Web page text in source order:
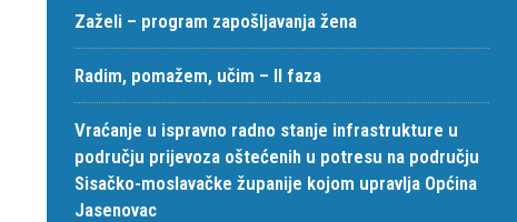
Zaželi – program zapošljavanja žena
Radim, pomažem, učim – II faza
Vraćanje u ispravno radno stanje infrastrukture u
području prijevoza oštećenih u potresu na području
Sisačko-moslavačke županije kojom upravlja Općina
Jasenovac